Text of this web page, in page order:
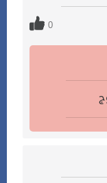
0